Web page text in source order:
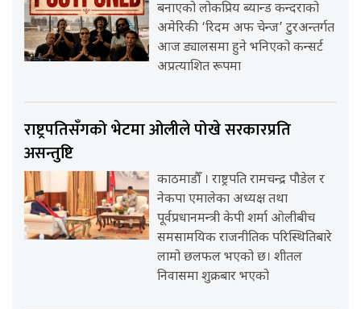
बनाएको लोकप्रिय ब्यान्ड कन्दराको
अमेरिकी ‘रिदम अफ चेन्ज’ टुरअन्तर्गत
आज ड्यालसमा हुने भनिएको कन्सर्ट
अप्रत्याशित रूपमा
राष्ट्रपतिसँगको भेटमा ओलीले पोखे सरकारप्रति
असन्तुष्टि
काठमाडौँ । राष्ट्रपति रामचन्द्र पौडेल र
नेकपा एमालेका अध्यक्ष तथा
पूर्वप्रधानमन्त्री केपी शर्मा ओलीबीच
समसामयिक राजनीतिक परिस्थितिबारे
लामो छलफल भएको छ। शीतल
निवासमा शुक्रबार भएको